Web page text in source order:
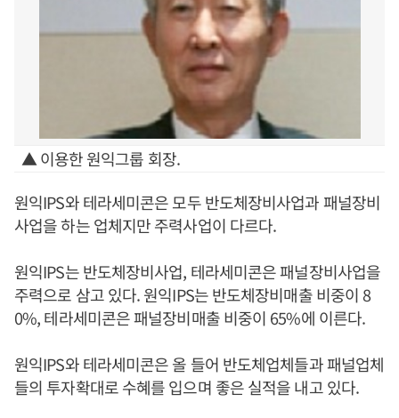
▲ 이용한 원익그룹 회장.
원익IPS와 테라세미콘은 모두 반도체장비사업과 패널장비
사업을 하는 업체지만 주력사업이 다르다.
원익IPS는 반도체장비사업, 테라세미콘은 패널장비사업을
주력으로 삼고 있다. 원익IPS는 반도체장비매출 비중이 8
0%, 테라세미콘은 패널장비매출 비중이 65%에 이른다.
원익IPS와 테라세미콘은 올 들어 반도체업체들과 패널업체
들의 투자확대로 수혜를 입으며 좋은 실적을 내고 있다.